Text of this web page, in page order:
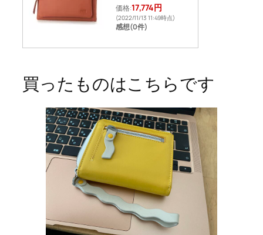
価格:17,774円
(2022/11/13 11:49時点)
感想(0件)
買ったものはこちらです